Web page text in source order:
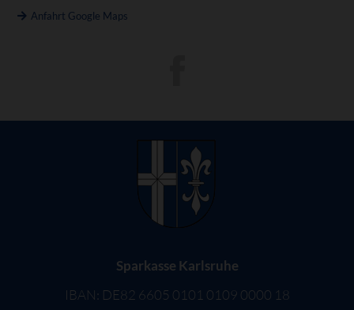
Anfahrt Google Maps
Sparkasse Karlsruhe
IBAN: DE82 6605 0101 0109 0000 18